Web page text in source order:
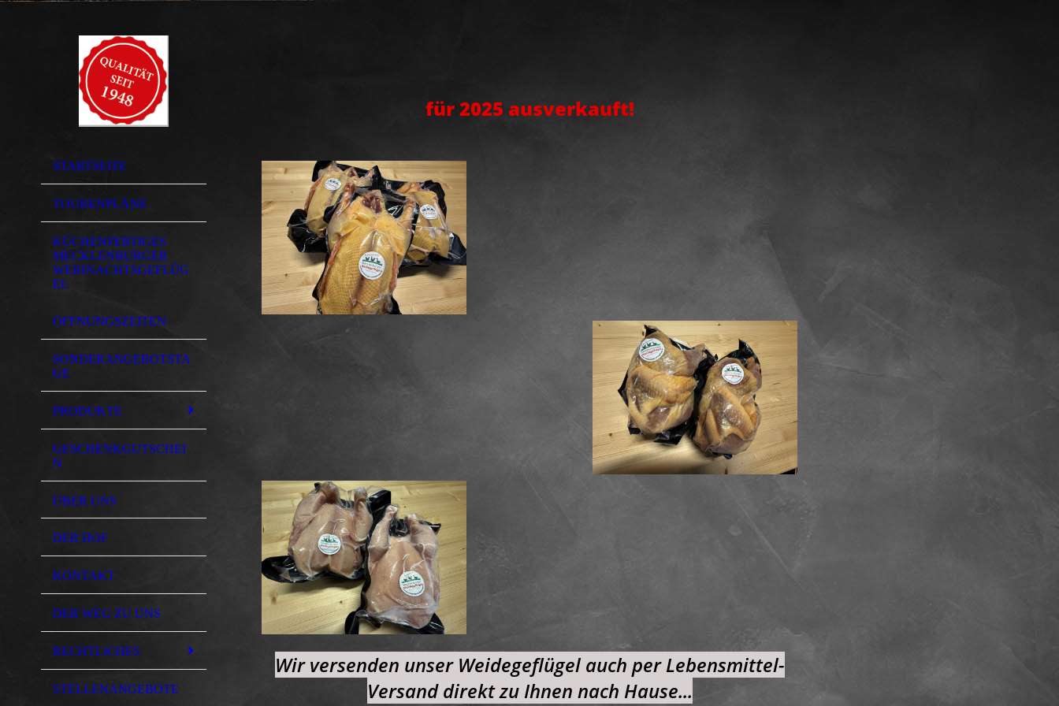
STARTSEITE
TOURENPLÄNE
KÜCHENFERTIGES
MECKLENBURGER
WEIHNACHTSGEFLÜG
EL
ÖFFNUNGSZEITEN
SONDERANGEBOTSTA
GE
PRODUKTE
GESCHENKGUTSCHEI
N
ÜBER UNS
DER HOF
KONTAKT
DER WEG ZU UNS
RECHTLICHES
STELLENANGEBOTE
für 2025 ausverkauft!
Wir versenden unser Weidegeflügel auch per Lebensmittel-
Versand direkt zu Ihnen nach Hause...